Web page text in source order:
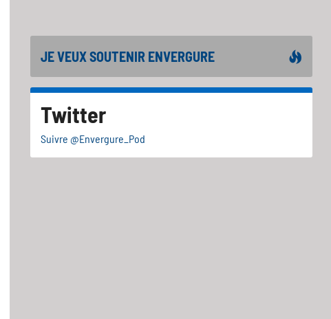
JE VEUX SOUTENIR ENVERGURE
Twitter
Suivre @Envergure_Pod